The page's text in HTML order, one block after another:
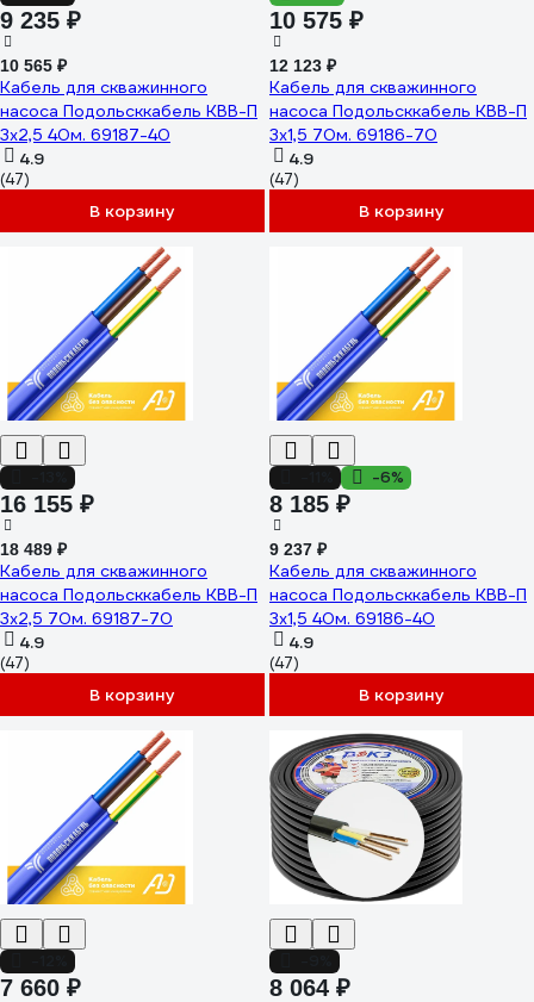
9 235 ₽
10 565 ₽
Кабель для скважинного
насоса Подольсккабель КВВ-П
3x2,5 40м. 69187-40
4.9
(47)
В корзину
10 575 ₽
12 123 ₽
Кабель для скважинного
насоса Подольсккабель КВВ-П
3x1,5 70м. 69186-70
4.9
(47)
В корзину
16 155 ₽
18 489 ₽
Кабель для скважинного
насоса Подольсккабель КВВ-П
3x2,5 70м. 69187-70
4.9
(47)
В корзину
-6%
8 185 ₽
9 237 ₽
Кабель для скважинного
насоса Подольсккабель КВВ-П
3x1,5 40м. 69186-40
4.9
(47)
В корзину
7 660 ₽ 8 064 ₽